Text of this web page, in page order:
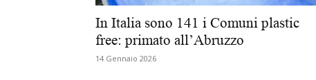
In Italia sono 141 i Comuni plastic
free: primato all’Abruzzo
14 Gennaio 2026